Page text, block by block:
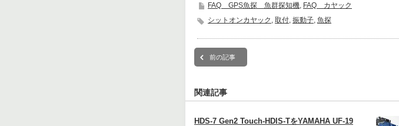
FAQ GPS魚探 魚群探知機 FAQ カヤック
シットオンカヤック 取付 振動子 魚探
前の記事
関連記事
HDS-7 Gen2 Touch-HDIS-TをYAMAHA UF-19